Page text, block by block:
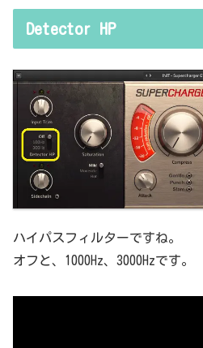
Detector HP
ハイパスフィルターですね。
オフと、1000Hz、3000Hzです。